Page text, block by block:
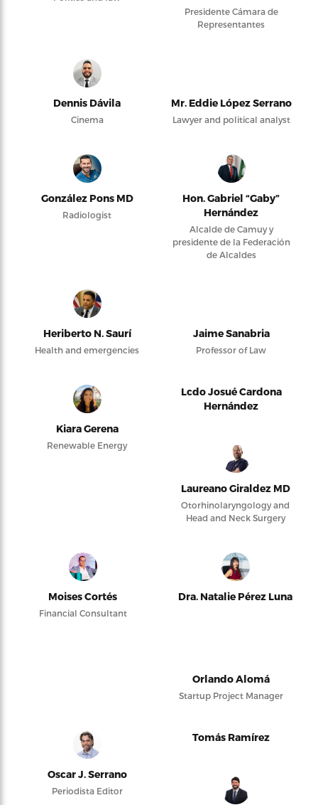
Presidente Cámara de
Representantes
Dennis Dávila
Cinema
Mr. Eddie López Serrano
Lawyer and political analyst
González Pons MD
Radiologist
Hon. Gabriel “Gaby”
Hernández
Alcalde de Camuy y
presidente de la Federación
de Alcaldes
Heriberto N. Saurí
Health and emergencies
Jaime Sanabria
Professor of Law
Kiara Gerena
Renewable Energy
Lcdo Josué Cardona
Hernández
Laureano Giraldez MD
Otorhinolaryngology and
Head and Neck Surgery
Moises Cortés
Financial Consultant
Dra. Natalie Pérez Luna
Orlando Alomá
Startup Project Manager
Oscar J. Serrano
Periodista Editor
Tomás Ramírez